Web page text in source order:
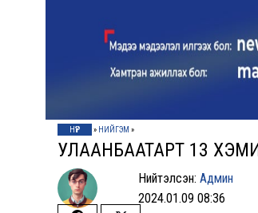
НҮҮР » НИЙГЭМ »
УЛААНБААТАРТ 13
Нийтэлсэн:Админ
2024.01.09 08:36